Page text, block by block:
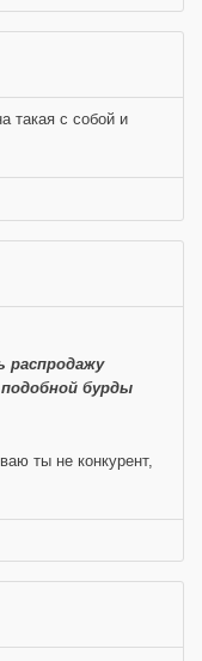
такая с собой и
бурды
ты не конкурент,